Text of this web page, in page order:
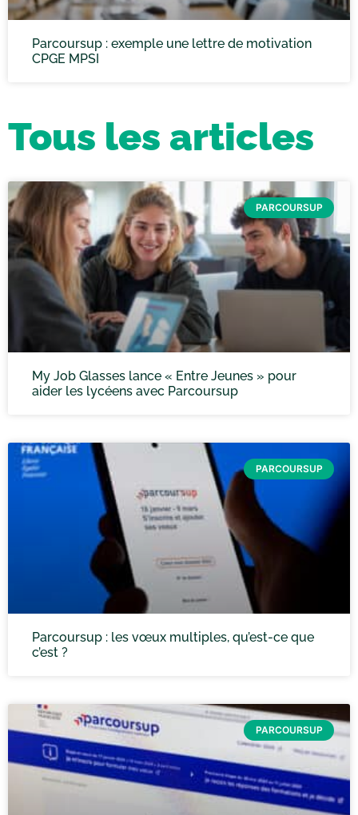
Parcoursup : exemple une lettre de motivation
CPGE MPSI
Tous les articles
PARCOURSUP
My Job Glasses lance « Entre Jeunes » pour
aider les lycéens avec Parcoursup
PARCOURSUP
Parcoursup : les vœux multiples, qu’est-ce que
c’est ?
PARCOURSUP